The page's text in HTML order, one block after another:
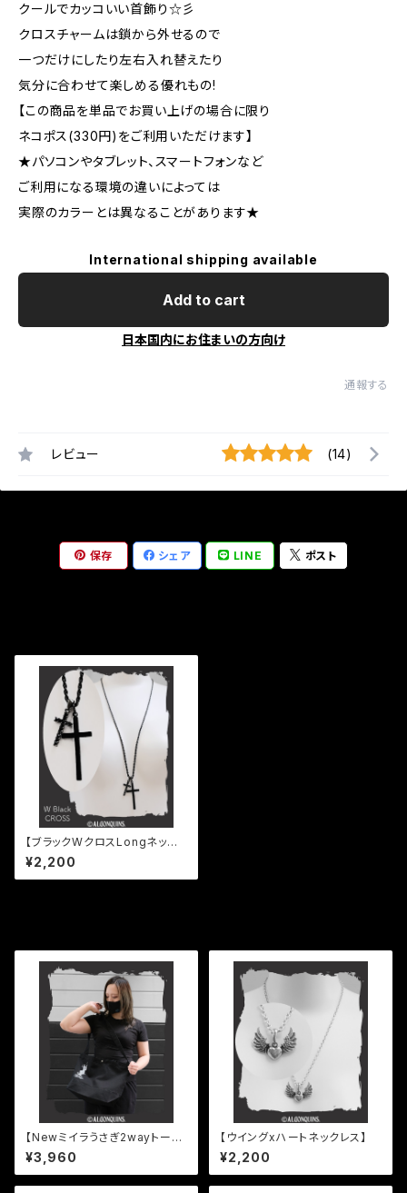
クールでカッコいい首飾り☆彡
クロスチャームは鎖から外せるので
一つだけにしたり左右入れ替えたり
気分に合わせて楽しめる優れもの!
【この商品を単品でお買い上げの場合に限り
ネコポス(330円)をご利用いただけます】
★パソコンやタブレット、スマートフォンなど
ご利用になる環境の違いによっては
実際のカラーとは異なることがあります★
International shipping available
Add to cart
日本国内にお住まいの方向け
通報する
レビュー (14)
保存 シェア LINE ポスト
【ブラックWクロスLongネック
レス】
¥2,200
【Newミイラうさぎ2wayトート
バッグ】
¥3,960
【ウイングxハートネックレス】
¥2,200